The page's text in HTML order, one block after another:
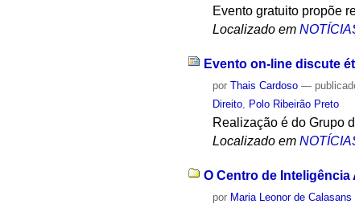
Evento gratuito propõe
Localizado em
Evento on-line discute
porThais Cardoso —
Direito
Polo Ribeirão Preto
Realização é do Grupo
Localizado em
O Centro de Inteligência
por Maria Leonor de Calasans